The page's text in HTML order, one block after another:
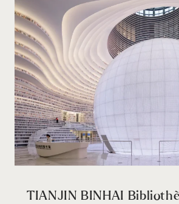
TIANJIN BINHAI